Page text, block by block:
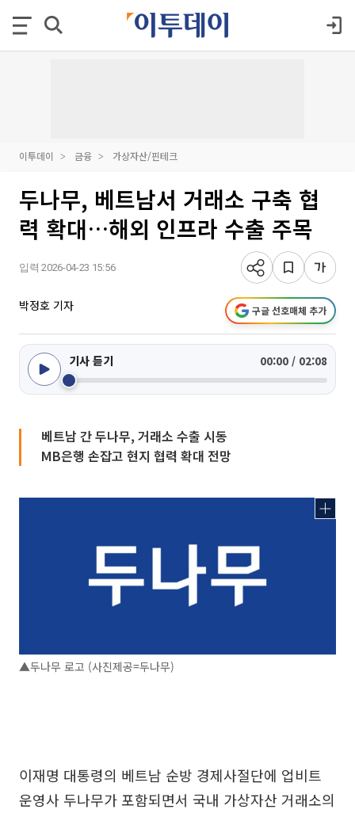
이투데이 금융 가상자산/핀테크
두나무, 베트남서 거래소 구축 협
력 확대…해외 인프라 수출 주목
입력 2026-04-23 15:56
박정호 기자 구글 선호매체 추가
기사 듣기 00:00 / 02:08
베트남 간 두나무, 거래소 수출 시동
MB은행 손잡고 현지 협력 확대 전망
▲두나무 로고 (사진제공=두나무)
이재명 대통령의 베트남 순방 경제사절단에 업비트
운영사 두나무가 포함되면서 국내 가상자산 거래소의